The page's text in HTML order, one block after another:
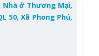
Nhà ở Thương Mại,
50, Xã Phong Phú,